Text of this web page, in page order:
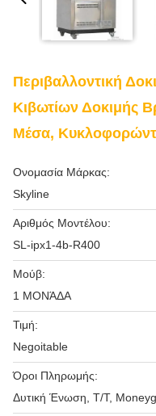
Περιβαλλοντική
Κιβωτίων Δοκιμής
Μέσα,
Ονομασία Μάρκας:
Skyline
Αριθμός Μοντέλου:
SL-ipx1-4b-R400
Μούβ:
1 ΜΟΝΆΔΑ
Τιμή:
Negoitable
Όροι Πληρωμής:
Δυτική Ένωση, T/T,